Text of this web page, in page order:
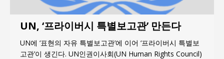
UN, ‘프라이버시 특별보고관’ 만든다
UN에 ‘표현의 자유 특별보고관’에 이어 ‘프라이버시 특별보
고관’이 생긴다. UN인권이사회(UN Human Rights Council)